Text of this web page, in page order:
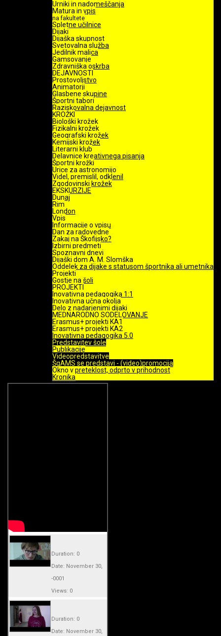
Urniki in nadomeščanja
Matura in vpis
na fakultete
Spletne učilnice
Dijaki
Dijaška skupnost
Svetovalna služba
Jedilnik malica
Gamsovanje
Zdravniška oskrba
DEJAVNOSTI
Prostovoljstvo
Animatorji
Glasbene skupine
Športni tabori
Raziskovalna dejavnost
KROŽKI
Biološki krožek
Fizikalni krožek
Geografski krožek
Kemijski krožek
Literarni klub
Delavnice kreativnega pisanja
Športni krožki
Urice za astronomijo
Videl, premislil, odklenil
Zgodovinski krožek
EKSKURZIJE
Dunaj
Rim
London
Vpis
Informacije o vpisu
Dan za radovedne
Zakaj na Škofijsko?
Izbirni predmeti
Spoznavni dnevi
Dijaški dom A. M. Slomška
Oddelek za dijake s statusom športnika ali umetnika
Projekti
Gostje na šoli
PROJEKTI
Inovativna pedagogika 1:1
Inovativna učna okolja
Delo z nadarjenimi dijaki
MEDNARODNO SODELOVANJE
Erasmus+ projekti KA1
Erasmus+ projekti KA2
Inovativna pedagogika 5.0
Predstavitev šole
Publikacije
Videopredstavitve
ŠgAMS se predstavi - (video)promocija
Okno v preteklost, odprto v prihodnost
Kronika
Duration: 0
Date: November 30,
-0001
Views: 0
Duration: 0
Date: November 30,